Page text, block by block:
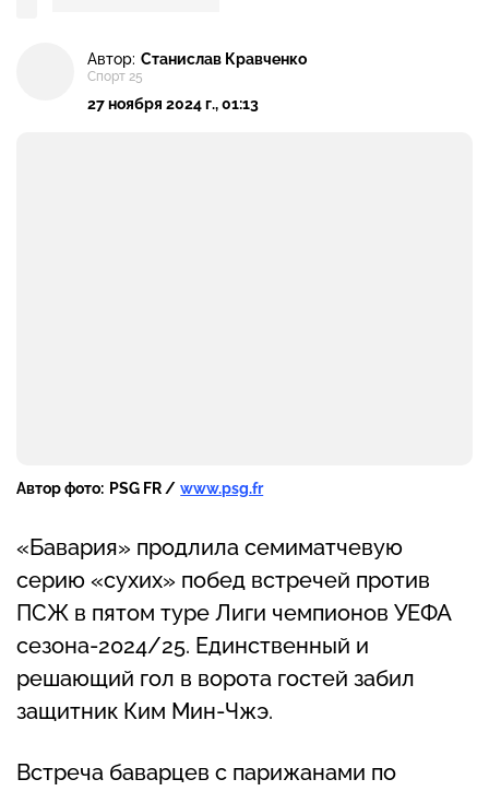
Автор: Станислав Кравченко
Спорт 25
27 ноября 2024 г., 01:13
Автор фото: PSG FR / www.psg.fr
«Бавария» продлила семиматчевую
серию «сухих» побед встречей против
ПСЖ в пятом туре Лиги чемпионов УЕФА
сезона-2024/25. Единственный и
решающий гол в ворота гостей забил
защитник Ким Мин-Чжэ.
Встреча баварцев с парижанами по